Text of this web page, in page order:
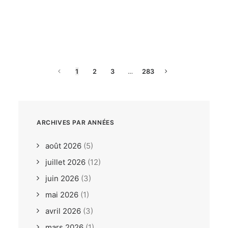
1 2 3 … 283
ARCHIVES PAR ANNÉES
août 2026 (5)
juillet 2026 (12)
juin 2026 (3)
mai 2026 (1)
avril 2026 (3)